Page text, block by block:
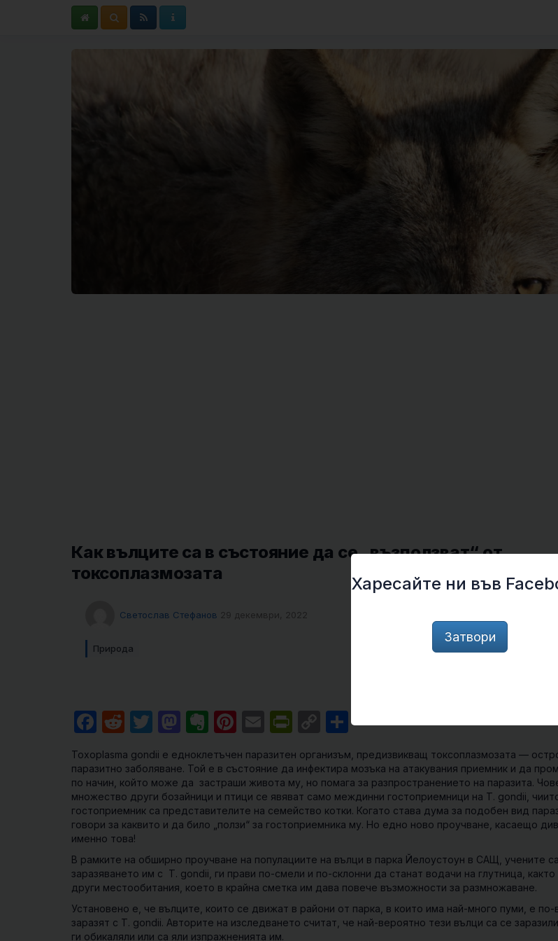
Как вълците са в състояние да се „възползват“ от
токсоплазмозата
Светослав Стефанов 29 декември, 2022
Природа
Facebook
RedditTwitter
Mastodon
Evernote
Pinterest
EmailPrintFriendly
CopyShare
Toxoplasma gondii е едноклетъчен паразитен организъм, предизвикващ токсоплазмозата —
паразитно заболяване. Той е в състояние да инфектира мозъка на атакувания приемник и да
по начин, който може да застраши живота му, но помага за разпространението на паразита.
множество други бозайници и птици се явяват само междинни гостоприемници на T. gondii,
гостоприемник са представителите на семейство котки. Когато става дума за подобен вид
говори за каквито и да било „ползи“ за гостоприемника му. Но едно ново проучване, касаещо
именно това!
В рамките на обширно проучване на популациите на вълци в парка Йелоустоун в САЩ, учените
заразяването им с T. gondii, ги прави по-смели и по-склонни да станат водачи на глутница,
други местообитания, което в крайна сметка им дава повече възможности за размножаване.
Установено е, че вълците, които се движат в райони от парка, в които има най-много пуми, е
заразят с T. gondii. Авторите на изследването считат, че най-вероятно тези вълци са се
ги обикаляли или са яли изпражненията им.
Харесайте ни във
Затвори